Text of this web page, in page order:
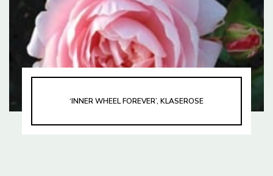
‘INNER WHEEL FOREVER’, KLASEROSE